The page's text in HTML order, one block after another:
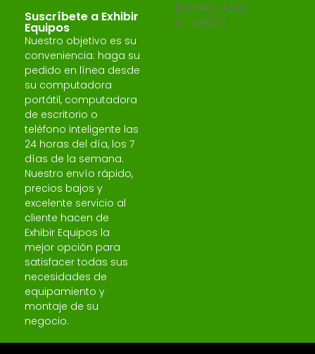
Suscríbete a Exhibir
Equipos
Nuestro objetivo es su
conveniencia: haga su
pedido en línea desde
su computadora
portátil, computadora
de escritorio o
teléfono inteligente las
24 horas del día, los 7
días de la semana.
Nuestro envío rápido,
precios bajos y
excelente servicio al
cliente hacen de
Exhibir Equipos la
mejor opción para
satisfacer todas sus
necesidades de
equipamiento y
montaje de su
negocio.
[mc4wp_form
id=»2383″]